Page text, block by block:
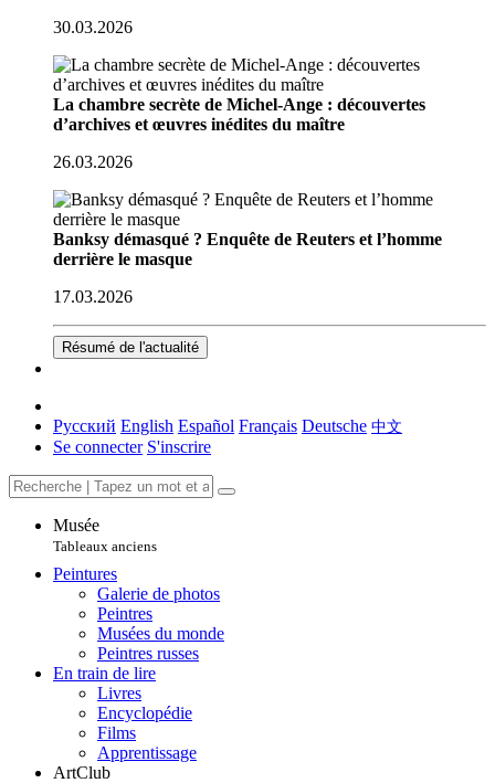
30.03.2026
La chambre secrète de Michel-Ange : découvertes
d’archives et œuvres inédites du maître
26.03.2026
Banksy démasqué ? Enquête de Reuters et l’homme
derrière le masque
17.03.2026
Résumé de l'actualité
Русский English Español Français Deutsche 中文
Se connecter S'inscrire
Musée
Tableaux anciens
Peintures
Galerie de photos
Peintres
Musées du monde
Peintres russes
En train de lire
Livres
Encyclopédie
Films
Apprentissage
ArtClub